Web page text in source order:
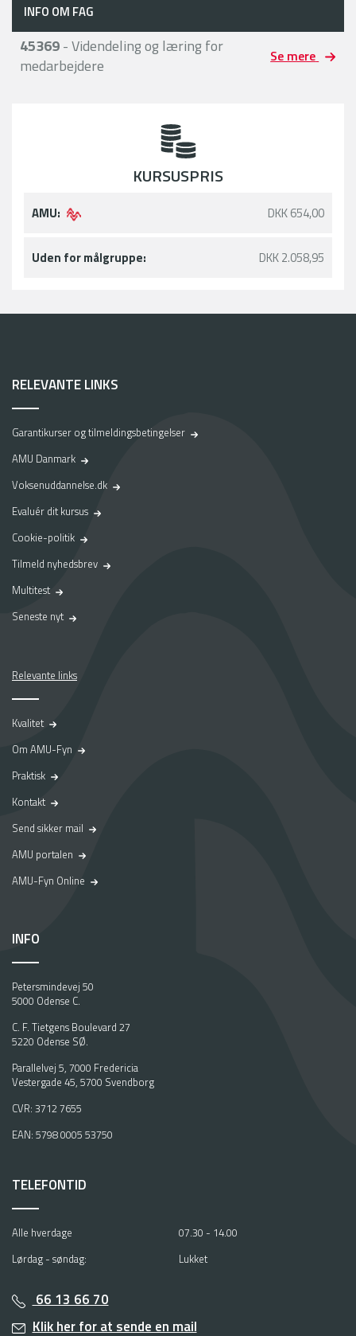
INFO OM FAG
45369- Videndeling og læring for
medarbejdere
Se mere
KURSUSPRIS
AMU: DKK 654,00
Uden for målgruppe: DKK 2.058,95
RELEVANTE LINKS
Garantikurser og tilmeldingsbetingelser
AMU Danmark
Voksenuddannelse.dk
Evaluér dit kursus
Cookie-politik
Tilmeld nyhedsbrev
Multitest
Seneste nyt
Relevante links
Kvalitet
Om AMU-Fyn
Praktisk
Kontakt
Send sikker mail
AMU portalen
AMU-Fyn Online
INFO
Petersmindevej 50
5000 Odense C.
C. F. Tietgens Boulevard 27
5220 Odense SØ.
Parallelvej 5, 7000 Fredericia
Vestergade 45, 5700 Svendborg
CVR: 3712 7655
EAN: 5798 0005 53750
TELEFONTID
Alle hverdage
07.30 - 14.00
Lørdag - søndag:
Lukket
66 13 66 70
Klik her for at sende en mail